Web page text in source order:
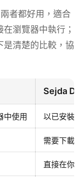
者都好用，適合
瀏覽器中執行；
是清楚的比較，協
Sejda
中使用 以已安裝
需要下載
直接在你